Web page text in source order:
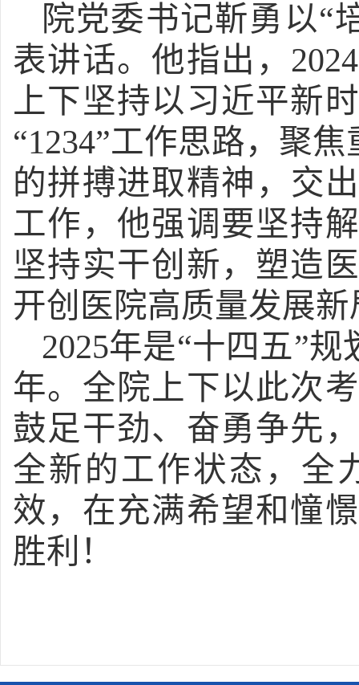
院党委书记靳勇以“
表讲话。他指出，
上下坚持以习近平新
“1234”工作思路，聚
的拼搏进取精神，交
工作，他强调要坚持
坚持实干创新，塑造
开创医院高质量发展新
2025年是“十四五”
年。全院上下以此次
鼓足干劲、奋勇争先
全新的工作状态，全
效，在充满希望和憧
胜利！